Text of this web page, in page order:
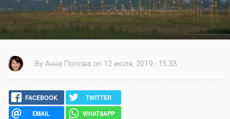
By Анна Попова on 12 июля, 2019 - 15:33
FACEBOOK
TWITTER
EMAIL
WHATSAPP